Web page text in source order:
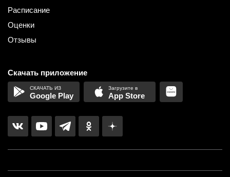
Расписание
Оценки
Отзывы
Скачать приложение
Google Play App Store